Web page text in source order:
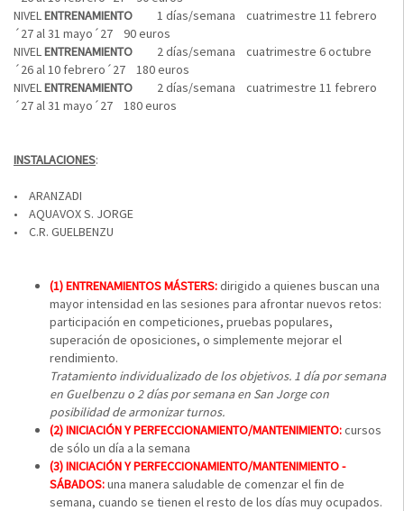
NIVELENTRENAMIENTO 1 días/semana cuatrimestre 11 febrero
´27 al 31 mayo´27 90 euros
NIVELENTRENAMIENTO 2 días/semana cuatrimestre 6 octubre
´26 al 10 febrero´27 180 euros
NIVELENTRENAMIENTO 2 días/semana cuatrimestre 11 febrero
´27 al 31 mayo´27 180 euros
INSTALACIONES:
• ARANZADI
• AQUAVOX S. JORGE
• C.R. GUELBENZU
(1) ENTRENAMIENTOS MÁSTERS:dirigido a quienes buscan una
mayor intensidad en las sesiones para afrontar nuevos retos:
participación en competiciones, pruebas populares,
superación de oposiciones, o simplemente mejorar el
rendimiento.
Tratamiento individualizado de los objetivos. 1 día por semana
en Guelbenzu o 2 días por semana en San Jorge con
posibilidad de armonizar turnos.
(2) INICIACIÓN Y PERFECCIONAMIENTO/MANTENIMIENTO:cursos
de sólo un día a la semana
(3) INICIACIÓN Y PERFECCIONAMIENTO/MANTENIMIENTO -
SÁBADOS:una manera saludable de comenzar el fin de
semana, cuando se tienen el resto de los días muy ocupados.